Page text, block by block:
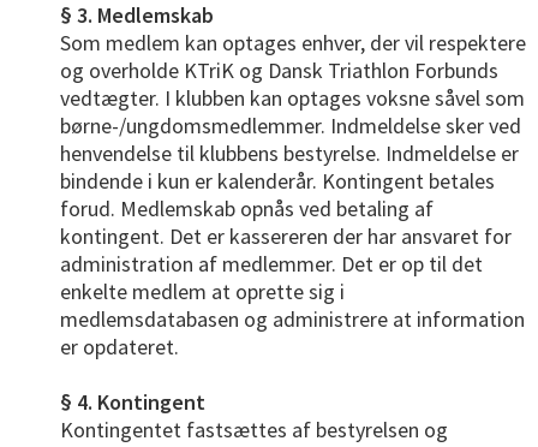
§ 3. Medlemskab
Som medlem kan optages enhver, der vil respektere
og overholde KTriK og Dansk Triathlon Forbunds
vedtægter. I klubben kan optages voksne såvel som
børne-/ungdomsmedlemmer. Indmeldelse sker ved
henvendelse til klubbens bestyrelse. Indmeldelse er
bindende i kun er kalenderår. Kontingent betales
forud. Medlemskab opnås ved betaling af
kontingent. Det er kassereren der har ansvaret for
administration af medlemmer. Det er op til det
enkelte medlem at oprette sig i
medlemsdatabasen og administrere at information
er opdateret.
§ 4. Kontingent
Kontingentet fastsættes af bestyrelsen og